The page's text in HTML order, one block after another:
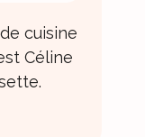
cuisine
Céline